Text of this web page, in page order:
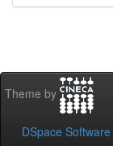
Theme by
DSpace Software